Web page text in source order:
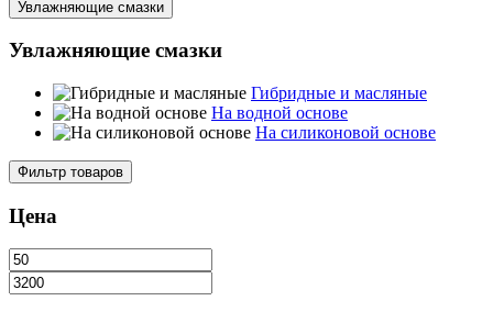
Увлажняющие смазки
Увлажняющие смазки
Гибридные и масляные
На водной основе
На силиконовой основе
Фильтр товаров
Цена